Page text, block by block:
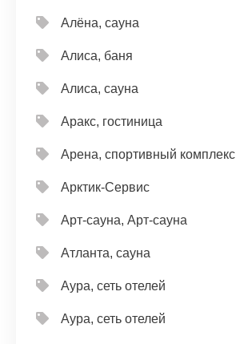
Алёна, сауна
Алиса, баня
Алиса, сауна
Аракс, гостиница
Арена, спортивный комплекс
Арктик-Сервис
Арт-сауна, Арт-сауна
Атланта, сауна
Аура, сеть отелей
Аура, сеть отелей